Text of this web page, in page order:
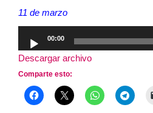
11 de marzo
de
audio
00:00
Descargar archivo
Comparte esto: